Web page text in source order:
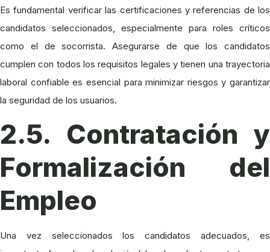
Es fundamental verificar las certificaciones y referencias de los
candidatos seleccionados, especialmente para roles críticos
como el de socorrista. Asegurarse de que los candidatos
cumplen con todos los requisitos legales y tienen una trayectoria
laboral confiable es esencial para minimizar riesgos y garantizar
la seguridad de los usuarios.
2.5. Contratación y
Formalización del
Empleo
Una vez seleccionados los candidatos adecuados, es